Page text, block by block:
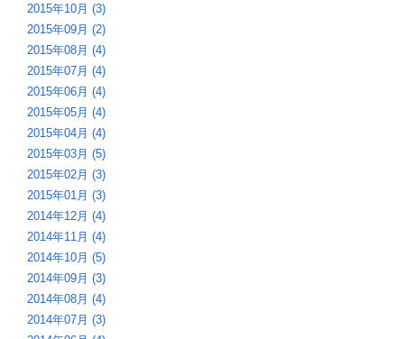
2015年10月 (3)
2015年09月 (2)
2015年08月 (4)
2015年07月 (4)
2015年06月 (4)
2015年05月 (4)
2015年04月 (4)
2015年03月 (5)
2015年02月 (3)
2015年01月 (3)
2014年12月 (4)
2014年11月 (4)
2014年10月 (5)
2014年09月 (3)
2014年08月 (4)
2014年07月 (3)